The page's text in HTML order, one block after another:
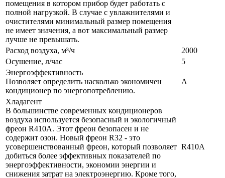
помещения в котором прибор будет работать с
полной нагрузкой. В случае с увлажнителями и
очистителями минимальный размер помещения
не имеет значения, а вот максимальный размер
лучше не превышать.
Расход воздуха, м³/ч
2000
Осушение, л/час
5
Энергоэффективность
Позволяет определить насколько экономичен
кондиционер по энергопотреблению.
A
Хладагент
В большинстве современных кондиционеров
воздуха используется безопасный и экологичный
фреон R410A. Этот фреон безопасен и не
содержит озон. Новый фреон R32 - это
усовершенствованный фреон, который позволяет
добиться более эффективных показателей по
энергоэффективности, экономии энергии и
снижения затрат на электроэнергию. Кроме того,
R410A